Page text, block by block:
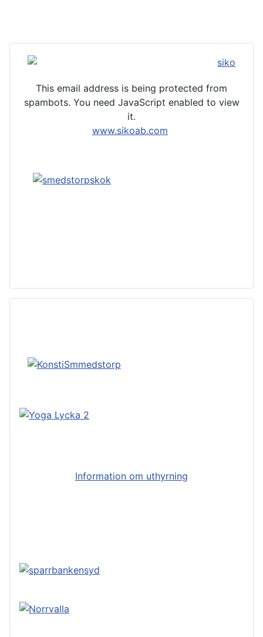
This email address is being protected from
spambots. You need JavaScript enabled to view
it.
www.sikoab.com
Information om uthyrning